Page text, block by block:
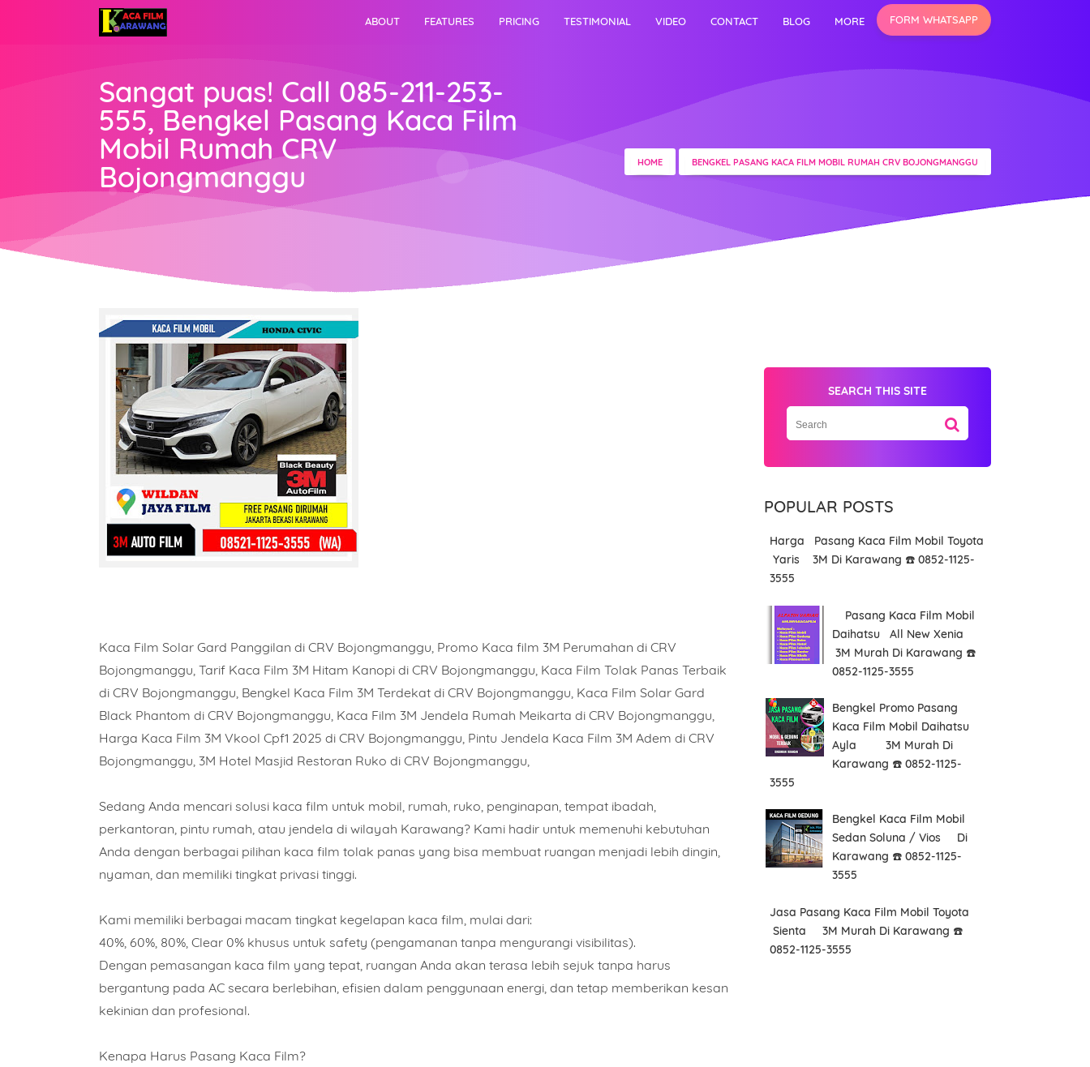
FORM WHATSAPP
ABOUT FEATURES PRICING TESTIMONIAL VIDEO CONTACT BLOG MORE
Sangat puas! Call 085-211-253-
555, Bengkel Pasang Kaca Film
Mobil Rumah CRV
Bojongmanggu HOME BENGKEL PASANG KACA FILM MOBIL RUMAH CRV BOJONGMANGGU
Kaca Film Solar Gard Panggilan di CRV Bojongmanggu, Promo Kaca film 3M Perumahan di CRV
Bojongmanggu, Tarif Kaca Film 3M Hitam Kanopi di CRV Bojongmanggu, Kaca Film Tolak Panas Terbaik
di CRV Bojongmanggu, Bengkel Kaca Film 3M Terdekat di CRV Bojongmanggu, Kaca Film Solar Gard
Black Phantom di CRV Bojongmanggu, Kaca Film 3M Jendela Rumah Meikarta di CRV Bojongmanggu,
Harga Kaca Film 3M Vkool Cpf1 2025 di CRV Bojongmanggu, Pintu Jendela Kaca Film 3M Adem di CRV
Bojongmanggu, 3M Hotel Masjid Restoran Ruko di CRV Bojongmanggu,
Sedang Anda mencari solusi kaca film untuk mobil, rumah, ruko, penginapan, tempat ibadah,
perkantoran, pintu rumah, atau jendela di wilayah Karawang? Kami hadir untuk memenuhi kebutuhan
Anda dengan berbagai pilihan kaca film tolak panas yang bisa membuat ruangan menjadi lebih dingin,
nyaman, dan memiliki tingkat privasi tinggi.
Kami memiliki berbagai macam tingkat kegelapan kaca film, mulai dari:
40%, 60%, 80%, Clear 0% khusus untuk safety (pengamanan tanpa mengurangi visibilitas).
Dengan pemasangan kaca film yang tepat, ruangan Anda akan terasa lebih sejuk tanpa harus
bergantung pada AC secara berlebihan, efisien dalam penggunaan energi, dan tetap memberikan kesan
kekinian dan profesional.
Kenapa Harus Pasang Kaca Film?
SEARCH THIS SITE
POPULAR POSTS
Harga Pasang Kaca Film Mobil Toyota
Yaris 3M Di Karawang ☎️ 0852-1125-
3555
Pasang Kaca Film Mobil
Daihatsu All New Xenia
3M Murah Di Karawang ☎️
0852-1125-3555
Bengkel Promo Pasang
Kaca Film Mobil Daihatsu
Ayla 3M Murah Di
Karawang ☎️ 0852-1125-
3555
Bengkel Kaca Film Mobil
Sedan Soluna / Vios Di
Karawang ☎️ 0852-1125-
3555
Jasa Pasang Kaca Film Mobil Toyota
Sienta 3M Murah Di Karawang ☎️
0852-1125-3555